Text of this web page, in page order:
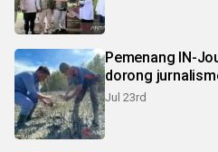
Pemenang IN-
dorong
Jul 23rd